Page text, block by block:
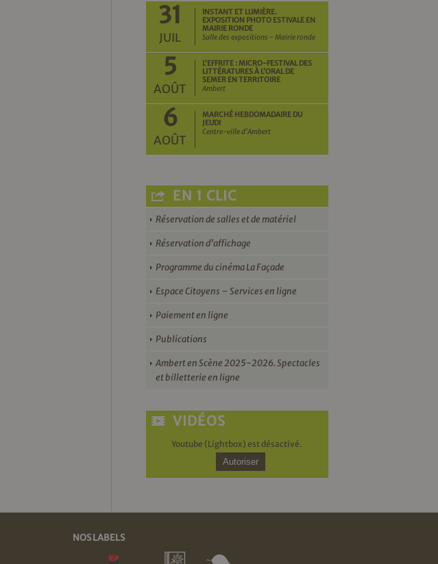
31
JUIL
INSTANT ET LUMIÈRE.
EXPOSITION PHOTO ESTIVALE EN
MAIRIE RONDE
Salle des expositions - Mairie ronde
5
AOÛT
L’EFFRITE : MICRO-FESTIVAL DES
LITTÉRATURES À L’ORAL DE
SEMER EN TERRITOIRE
Ambert
6
AOÛT
MARCHÉ HEBDOMADAIRE DU
JEUDI
Centre-ville d'Ambert
EN 1 CLIC
Réservation de salles et de matériel
Réservation d’affichage
Programme du cinéma La Façade
Espace Citoyens – Services en ligne
Paiement en ligne
Publications
Ambert en Scène 2025-2026. Spectacles
et billetterie en ligne
VIDÉOS
Youtube (Lightbox) est désactivé.
Autoriser
NOS LABELS